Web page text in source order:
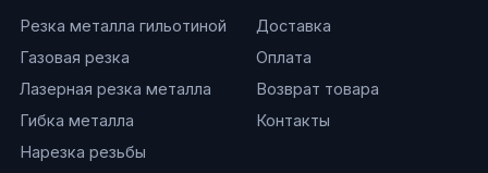
Резка металла гильотиной
Газовая резка
Лазерная резка металла
Гибка металла
Нарезка резьбы
Доставка
Оплата
Возврат товара
Контакты